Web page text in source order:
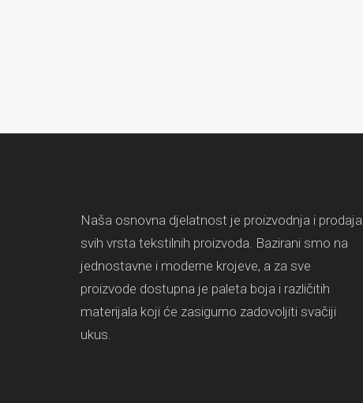
Naša osnovna djelatnost je proizvodnja i prodaja
svih vrsta tekstilnih proizvoda. Bazirani smo na
jednostavne i moderne krojeve, a za sve
proizvode dostupna je paleta boja i različitih
materijala koji će zasigurno zadovoljiti svačiji
ukus.